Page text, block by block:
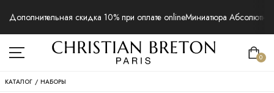
Дополнительная скидка 10% при оплате onlineМиниатюра
0
КАТАЛОГ / НАБОРЫ